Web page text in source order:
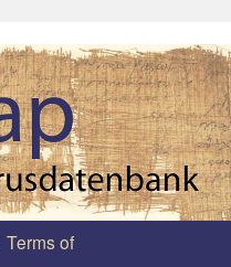
Terms of